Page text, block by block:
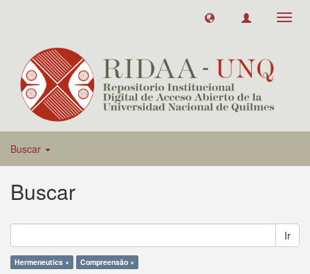
Buscar
Buscar
Ir
Hermeneutics × Compreensão ×